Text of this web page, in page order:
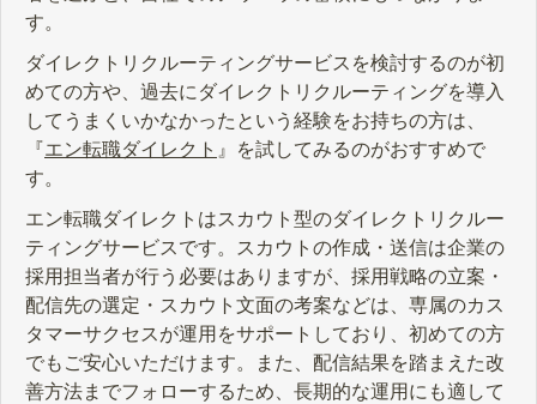
す。
ダイレクトリクルーティングサービスを検討するのが初
めての方や、過去にダイレクトリクルーティングを導入
してうまくいかなかったという経験をお持ちの方は、
『エン転職ダイレクト 』を試してみるのがおすすめで
す。
エン転職ダイレクトはスカウト型のダイレクトリクルー
ティングサービスです。スカウトの作成・送信は企業の
採用担当者が行う必要はありますが、採用戦略の立案・
配信先の選定・スカウト文面の考案などは、専属のカス
タマーサクセスが運用をサポートしており、初めての方
でもご安心いただけます。また、配信結果を踏まえた改
善方法までフォローするため、長期的な運用にも適して